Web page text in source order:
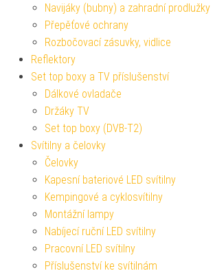
Navijáky (bubny) a zahradní prodlužky
Přepěťové ochrany
Rozbočovací zásuvky, vidlice
Reflektory
Set top boxy a TV příslušenství
Dálkové ovladače
Držáky TV
Set top boxy (DVB-T2)
Svítilny a čelovky
Čelovky
Kapesní bateriové LED svítilny
Kempingové a cyklosvítilny
Montážní lampy
Nabíjecí ruční LED svítilny
Pracovní LED svítilny
Příslušenství ke svítilnám